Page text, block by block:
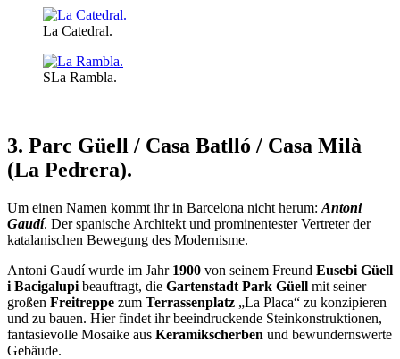
La Catedral.
SLa Rambla.
3. Parc Güell / Casa Batlló / Casa Milà
(La Pedrera).
Um einen Namen kommt ihr in Barcelona nicht herum: Antoni
Gaudí. Der spanische Architekt und prominentester Vertreter der
katalanischen Bewegung des Modernisme.
Antoni Gaudí wurde im Jahr 1900 von seinem Freund Eusebi Güell
i Bacigalupi beauftragt, die Gartenstadt Park Güell mit seiner
großen Freitreppe zum Terrassenplatz „La Placa“ zu konzipieren
und zu bauen. Hier findet ihr beeindruckende Steinkonstruktionen,
fantasievolle Mosaike aus Keramikscherben und bewundernswerte
Gebäude.